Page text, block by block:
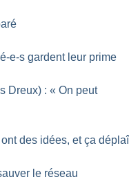
e-s gardent leur prime
Dreux) : « On peut
des idées, et ça
le réseau